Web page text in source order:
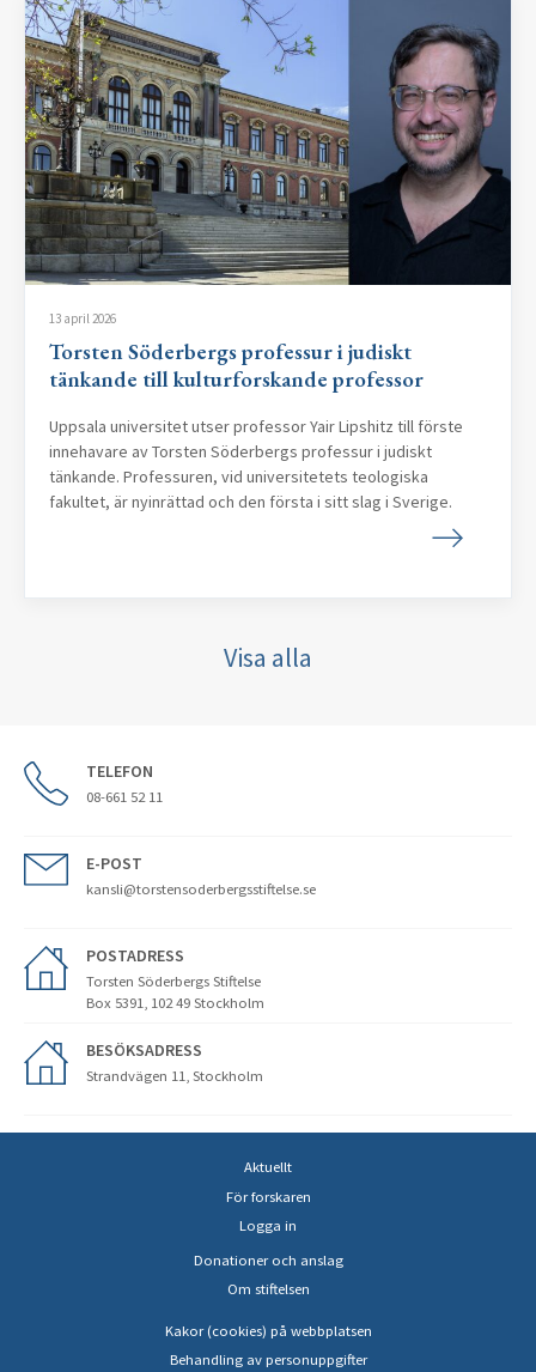
Visa alla
13 april 2026
Torsten Söderbergs professur i judiskt
tänkande till kulturforskande professor
Uppsala universitet utser professor Yair Lipshitz till förste
innehavare av Torsten Söderbergs professur i judiskt
tänkande. Professuren, vid universitetets teologiska
fakultet, är nyinrättad och den första i sitt slag i Sverige.
TELEFON
08-661 52 11
E-POST
kansli@torstensoderbergsstiftelse.se
POSTADRESS
Torsten Söderbergs Stiftelse
Box 5391, 102 49 Stockholm
BESÖKSADRESS
Strandvägen 11, Stockholm
Aktuellt
För forskaren
Logga in
Donationer och anslag
Om stiftelsen
Kakor (cookies) på webbplatsen
Behandling av personuppgifter